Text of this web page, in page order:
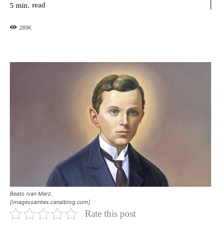
5 min. read
289K
Beato Ivan Merz.
[imagessaintes.canalblog.com]
Rate this post